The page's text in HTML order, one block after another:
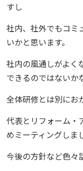
すし
社内、社外でもコミ
いかと思います。
社内の風通しがよく
できるのではないか
全体研修とは別にお
代表とリフォーム・
めミーティングしま
今後の方針など色々